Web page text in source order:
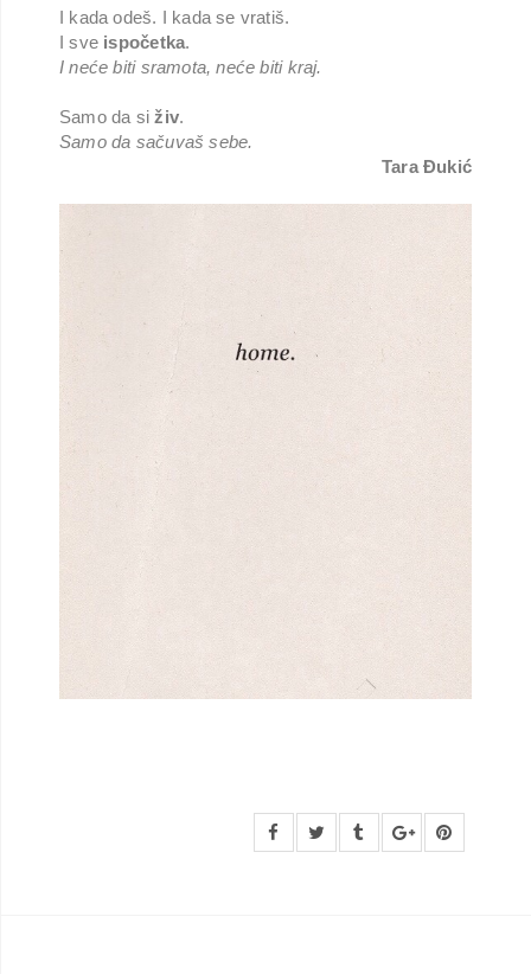
I kada odeš. I kada se vratiš.
I sve ispočetka.
I neće biti sramota, neće biti kraj.
Samo da siživ.
Samo da sačuvaš sebe.
Tara Đukić